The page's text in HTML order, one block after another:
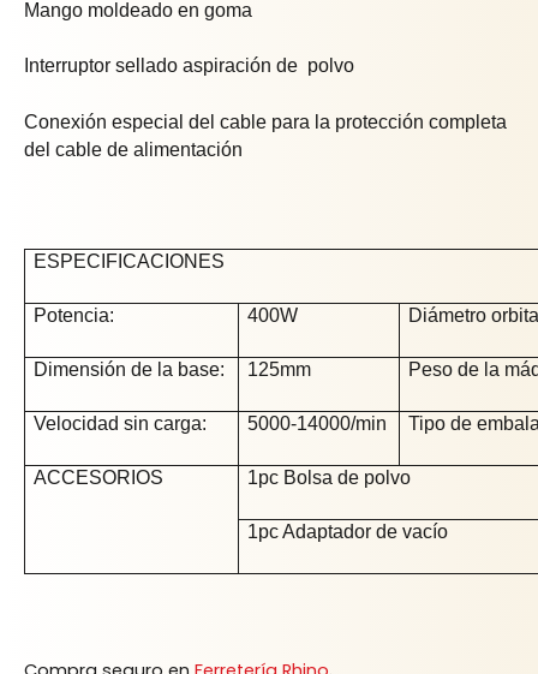
Mango moldeado en goma
Interruptor sellado aspiración de polvo
Conexión especial del cable para la protección completa
del cable de alimentación
ESPECIFICACIONES
Potencia: 400W Diámetro
Dimensión de la base: 125mm Peso de la
Velocidad sin carga: 5000-14000/min Tipo de
ACCESORIOS 1pc Bolsa de polvo
1pc Adaptador de vacío